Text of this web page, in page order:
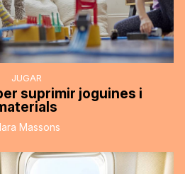
JUGAR
suprimir joguines i
Massons